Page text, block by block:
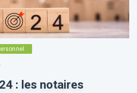
: les notaires